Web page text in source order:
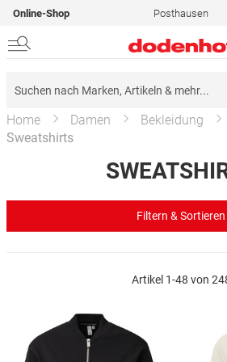
Online-Shop Posthausen
Home Damen Bekleidung
Sweatshirts
Artikel 1-48 von
Filtern & Sortieren